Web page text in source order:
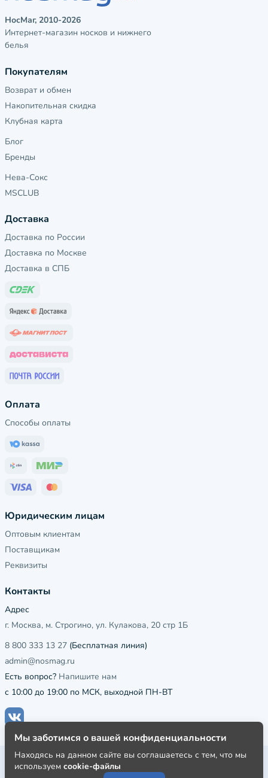
НосМаг, 2010-2026
Интернет-магазин носков и нижнего
белья
Покупателям
Возврат и обмен
Накопительная скидка
Клубная карта
Блог
Бренды
Нева-Сокс
MSCLUB
Доставка
Доставка по России
Доставка по Москве
Доставка в СПБ
Оплата
Способы оплаты
Юридическим лицам
Оптовым клиентам
Поставщикам
Реквизиты
Контакты
Адрес
г. Москва, м. Строгино, ул. Кулакова, 20 стр 1Б
8 800 333 13 27 (Бесплатная линия)
admin@nosmag.ru
Есть вопрос? Напишите нам
с 10:00 до 19:00 по МСК, выходной ПН-ВТ
Публичная оферта
Мы заботимся о вашей конфиденциальности
Находясь на данном сайте вы соглашаетесь с тем, что мы
используем cookie-файлы